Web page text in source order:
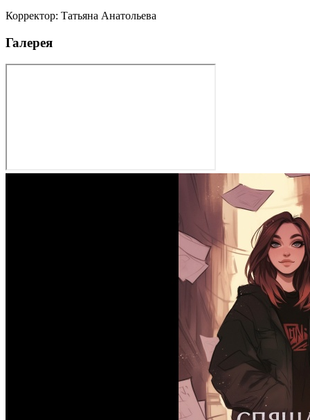
Корректор: Татьяна Анатольева
Галерея